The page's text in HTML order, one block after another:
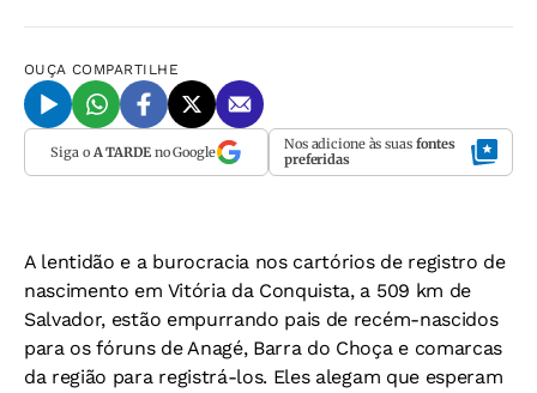
OUÇA COMPARTILHE
Siga o A TARDEno Google Nos adicione às suas fontes
preferidas
A lentidão e a burocracia nos cartórios de registro de
nascimento em Vitória da Conquista, a 509 km de
Salvador, estão empurrando pais de recém-nascidos
para os fóruns de Anagé, Barra do Choça e comarcas
da região para registrá-los. Eles alegam que esperam